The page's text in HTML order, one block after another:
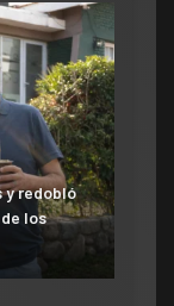
y redobló
los
el